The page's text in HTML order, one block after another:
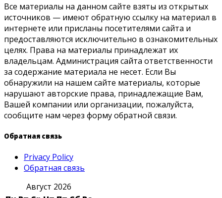
Все материалы на данном сайте взяты из открытых
источников — имеют обратную ссылку на материал в
интернете или присланы посетителями сайта и
предоставляются исключительно в ознакомительных
целях. Права на материалы принадлежат их
владельцам. Администрация сайта ответственности
за содержание материала не несет. Если Вы
обнаружили на нашем сайте материалы, которые
нарушают авторские права, принадлежащие Вам,
Вашей компании или организации, пожалуйста,
сообщите нам через форму обратной связи.
Обратная связь
Privacy Policy
Обратная связь
Август 2026